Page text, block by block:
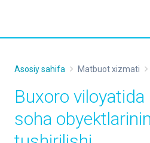
Asosiy sahifa Matbuot xizmati
Buxoro
soha